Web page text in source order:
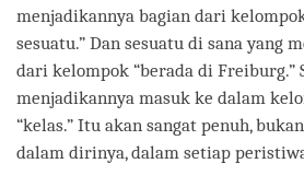
menjadikannya bagian dari
sesuatu.” Dan sesuatu di sana yang
dari kelompok “berada di Freiburg.”
menjadikannya masuk ke dalam
“kelas.” Itu akan sangat penuh,
dalam dirinya, dalam setiap